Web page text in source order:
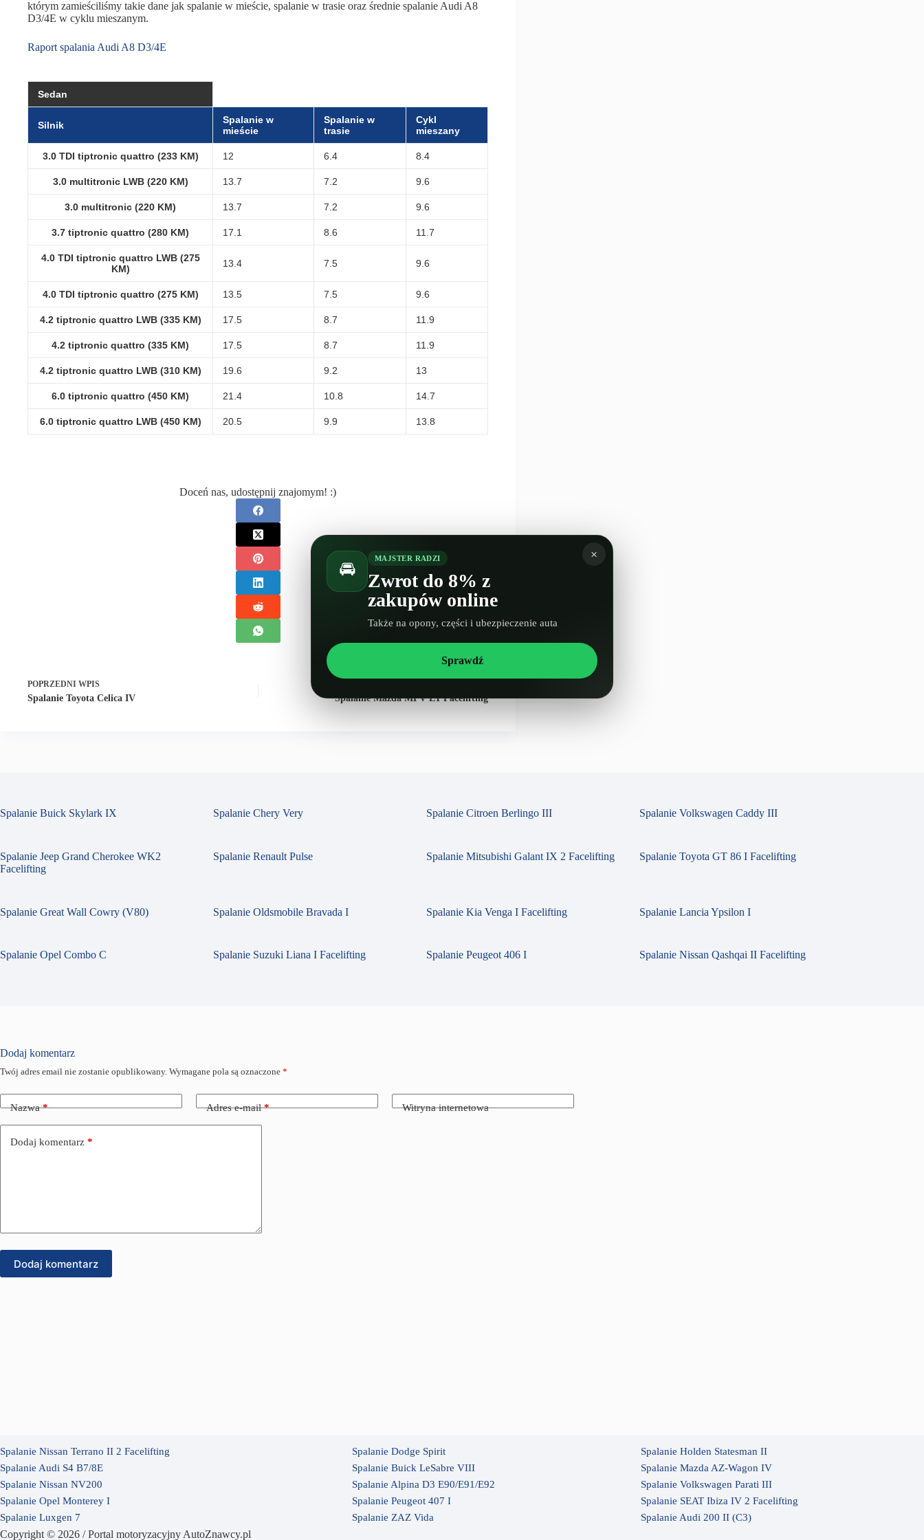
którym zamieściliśmy takie dane jak spalanie w mieście, spalanie w trasie oraz średnie spalanie Audi A8
D3/4E w cyklu mieszanym.
Raport spalania Audi A8 D3/4E
Sedan
Silnik
Spalanie w
mieście
Spalanie w
trasie
Cykl
mieszany
3.0 TDI tiptronic quattro (233 KM) 12 6.4 8.4
3.0 multitronic LWB (220 KM) 13.7 7.2 9.6
3.0 multitronic (220 KM) 13.7 7.2 9.6
3.7 tiptronic quattro (280 KM) 17.1 8.6 11.7
4.0 TDI tiptronic quattro LWB (275
KM)
13.4 7.5 9.6
4.0 TDI tiptronic quattro (275 KM) 13.5 7.5 9.6
4.2 tiptronic quattro LWB (335 KM) 17.5 8.7 11.9
4.2 tiptronic quattro (335 KM) 17.5 8.7 11.9
4.2 tiptronic quattro LWB (310 KM) 19.6 9.2 13
6.0 tiptronic quattro (450 KM) 21.4 10.8 14.7
6.0 tiptronic quattro LWB (450 KM) 20.5 9.9 13.8
Doceń nas, udostępnij znajomym! :)
POPRZEDNI WPIS
Spalanie Toyota Celica IV Spalanie Mazda MPV LY Facelifting
Spalanie Buick Skylark IX Spalanie Chery Very Spalanie Citroen Berlingo III Spalanie Volkswagen Caddy III
Spalanie Jeep Grand Cherokee WK2
Facelifting
Spalanie Renault Pulse Spalanie Mitsubishi Galant IX 2 Facelifting Spalanie Toyota GT 86 I Facelifting
Spalanie Great Wall Cowry (V80) Spalanie Oldsmobile Bravada I Spalanie Kia Venga I Facelifting Spalanie Lancia Ypsilon I
Spalanie Opel Combo C Spalanie Suzuki Liana I Facelifting Spalanie Peugeot 406 I Spalanie Nissan Qashqai II Facelifting
Dodaj komentarz
Twój adres email nie zostanie opublikowany. Wymagane pola są oznaczone *
Nazwa* Adres e-mail* Witryna internetowa
Dodaj komentarz *
Dodaj komentarz
Spalanie Nissan Terrano II 2 Facelifting
Spalanie Audi S4 B7/8E
Spalanie Nissan NV200
Spalanie Opel Monterey I
Spalanie Luxgen 7
Spalanie Dodge Spirit
Spalanie Buick LeSabre VIII
Spalanie Alpina D3 E90/E91/E92
Spalanie Peugeot 407 I
Spalanie ZAZ Vida
Spalanie Holden Statesman II
Spalanie Mazda AZ-Wagon IV
Spalanie Volkswagen Parati III
Spalanie SEAT Ibiza IV 2 Facelifting
Spalanie Audi 200 II (C3)
Copyright © 2026 / Portal motoryzacyjny AutoZnawcy.pl
×
🚘 MAJSTER RADZI
Zwrot do 8% z
zakupów online
Także na opony, części i ubezpieczenie auta
Sprawdź